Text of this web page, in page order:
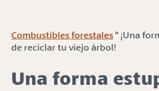
Combustibles forestales" ¡Una
de reciclar tu viejo árbol!
Una forma